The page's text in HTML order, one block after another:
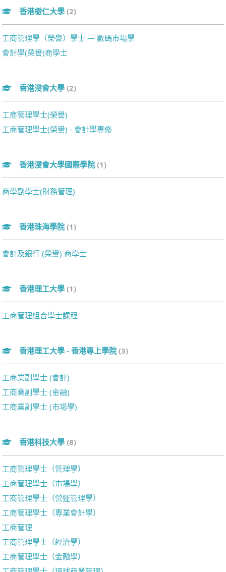
香港樹仁大學 (2)
工商管理學（榮譽）學士 — 數碼市場學
會計學(榮譽)商學士
香港浸會大學 (2)
工商管理學士(榮譽)
工商管理學士(榮譽) - 會計學專修
香港浸會大學國際學院 (1)
商學副學士(財務管理)
香港珠海學院 (1)
會計及銀行 (榮譽) 商學士
香港理工大學 (1)
工商管理組合學士課程
香港理工大學 - 香港專上學院 (3)
工商業副學士 (會計)
工商業副學士 (金融)
工商業副學士 (市場學)
香港科技大學 (8)
工商管理學士（管理學）
工商管理學士（市場學）
工商管理學士（營運管理學）
工商管理學士（專業會計學）
工商管理
工商管理學士（經濟學）
工商管理學士（金融學）